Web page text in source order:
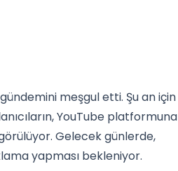
meşgul etti. Şu an için
YouTube platformuna
Gelecek günlerde,
yapması bekleniyor.